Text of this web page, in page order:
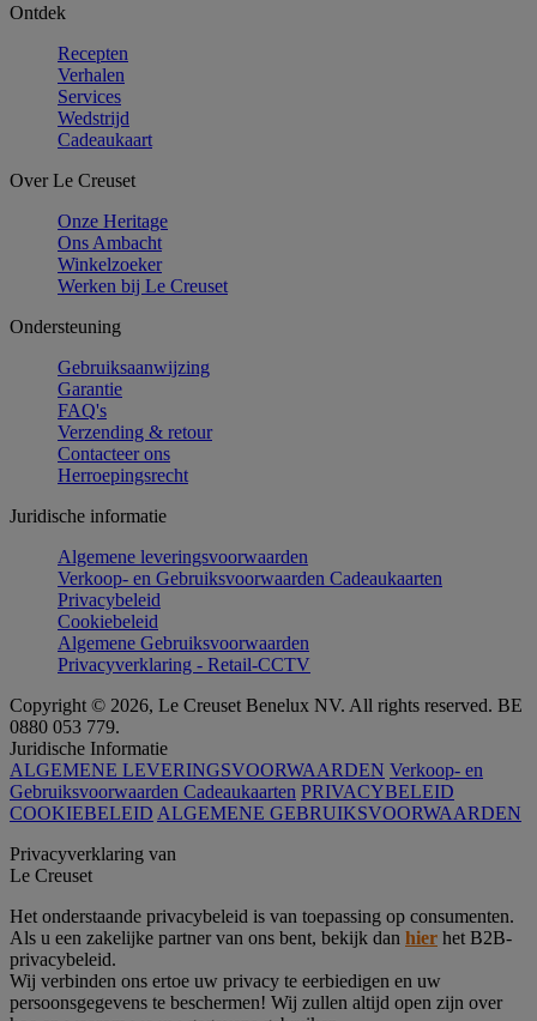
Ontdek
Recepten
Verhalen
Services
Wedstrijd
Cadeaukaart
Over Le Creuset
Onze Heritage
Ons Ambacht
Winkelzoeker
Werken bij Le Creuset
Ondersteuning
Gebruiksaanwijzing
Garantie
FAQ's
Verzending & retour
Contacteer ons
Herroepingsrecht
Juridische informatie
Algemene leveringsvoorwaarden
Verkoop- en Gebruiksvoorwaarden Cadeaukaarten
Privacybeleid
Cookiebeleid
Algemene Gebruiksvoorwaarden
Privacyverklaring - Retail-CCTV
Copyright © 2026, Le Creuset Benelux NV. All rights reserved. BE
0880 053 779.
Juridische Informatie
ALGEMENE LEVERINGSVOORWAARDEN Verkoop- en
Gebruiksvoorwaarden Cadeaukaarten PRIVACYBELEID
COOKIEBELEID ALGEMENE GEBRUIKSVOORWAARDEN
Privacyverklaring van
Le Creuset
Het onderstaande privacybeleid is van toepassing op consumenten.
Als u een zakelijke partner van ons bent, bekijk dan hier het B2B-
privacybeleid.
Wij verbinden ons ertoe uw privacy te eerbiedigen en uw
persoonsgegevens te beschermen! Wij zullen altijd open zijn over